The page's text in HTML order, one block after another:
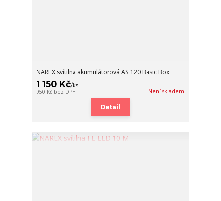
NAREX svítilna akumulátorová AS 120 Basic Box
1 150 Kč/ks
950 Kč bez DPH Není skladem
Detail